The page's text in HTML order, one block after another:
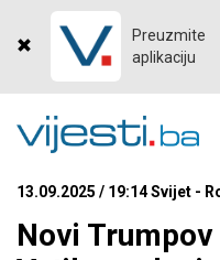
Preuzmite
aplikaciju
13.09.2025 / 19:14 Svijet -
Novi